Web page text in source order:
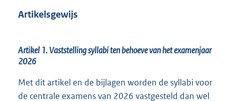
n
l
k
:
Artikelsgewijs
Artikel 1. Vaststelling syllabi ten behoeve van het examenjaar
2026
Met dit artikel en de bijlagen worden de syllabi voor
de centrale examens van 2026 vastgesteld dan wel